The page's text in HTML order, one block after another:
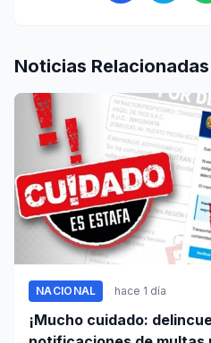
Noticias Relacionadas
NACIONAL hace 1 día
¡Mucho cuidado: